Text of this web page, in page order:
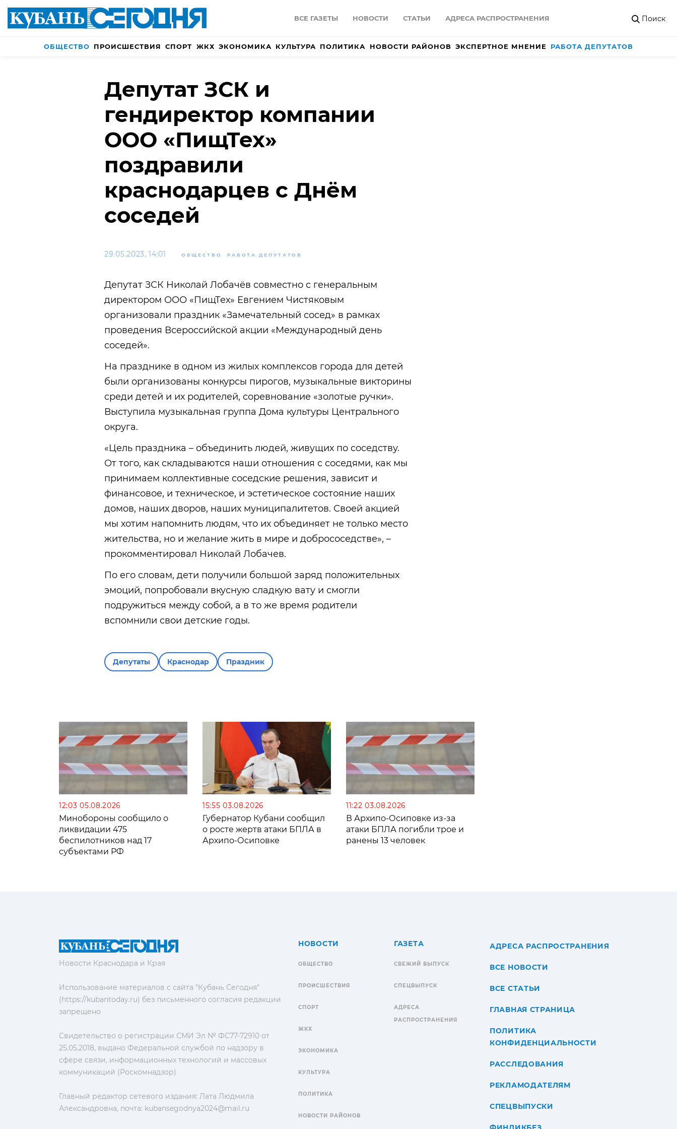
ВСЕ ГАЗЕТЫ НОВОСТИ СТАТЬИ АДРЕСА РАСПРОСТРАНЕНИЯ Поиск
ОБЩЕСТВО ПРОИСШЕСТВИЯ СПОРТ ЖКХ ЭКОНОМИКА КУЛЬТУРА ПОЛИТИКА НОВОСТИ РАЙОНОВ ЭКСПЕРТНОЕ МНЕНИЕ РАБОТА ДЕПУТАТОВ
Депутат ЗСК и
гендиректор компании
ООО «ПищТех»
поздравили
краснодарцев с Днём
соседей
29.05.2023, 14:01 ОБЩЕСТВО РАБОТА ДЕПУТАТОВ
Депутат ЗСК Николай Лобачёв совместно с генеральным
директором ООО «ПищТех» Евгением Чистяковым
организовали праздник «Замечательный сосед» в рамках
проведения Всероссийской акции «Международный день
соседей».
На празднике в одном из жилых комплексов города для детей
были организованы конкурсы пирогов, музыкальные викторины
среди детей и их родителей, соревнование «золотые ручки».
Выступила музыкальная группа Дома культуры Центрального
округа.
«Цель праздника – объединить людей, живущих по соседству.
От того, как складываются наши отношения с соседями, как мы
принимаем коллективные соседские решения, зависит и
финансовое, и техническое, и эстетическое состояние наших
домов, наших дворов, наших муниципалитетов. Своей акцией
мы хотим напомнить людям, что их объединяет не только место
жительства, но и желание жить в мире и добрососедстве», –
прокомментировал Николай Лобачев.
По его словам, дети получили большой заряд положительных
эмоций, попробовали вкусную сладкую вату и смогли
подружиться между собой, а в то же время родители
вспомнили свои детские годы.
Депутаты Краснодар Праздник
12:03 05.08.2026
Минобороны сообщило о
ликвидации 475
беспилотников над 17
субъектами РФ
15:55 03.08.2026
Губернатор Кубани сообщил
о росте жертв атаки БПЛА в
Архипо-Осиповке
11:22 03.08.2026
В Архипо-Осиповке из-за
атаки БПЛА погибли трое и
ранены 13 человек
Новости Краснодара и Края
Использование материалов с сайта "Кубань Сегодня"
(https://kubantoday.ru) без письменного согласия редакции
запрещено
Свидетельство о регистрации СМИ Эл № ФС77-72910 от
25.05.2018, выдано Федеральной службой по надзору в
сфере связи, информационных технологий и массовых
коммуникаций (Роскомнадзор)
Главный редактор сетевого издания: Лата Людмила
Александровна, почта: kubansegodnya2024@mail.ru
НОВОСТИ
ОБЩЕСТВО
ПРОИСШЕСТВИЯ
СПОРТ
ЖКХ
ЭКОНОМИКА
КУЛЬТУРА
ПОЛИТИКА
НОВОСТИ РАЙОНОВ
ГАЗЕТА
СВЕЖИЙ ВЫПУСК
СПЕЦВЫПУСК
АДРЕСА
РАСПРОСТРАНЕНИЯ
АДРЕСА РАСПРОСТРАНЕНИЯ
ВСЕ НОВОСТИ
ВСЕ СТАТЬИ
ГЛАВНАЯ СТРАНИЦА
ПОЛИТИКА
КОНФИДЕНЦИАЛЬНОСТИ
РАССЛЕДОВАНИЯ
РЕКЛАМОДАТЕЛЯМ
СПЕЦВЫПУСКИ